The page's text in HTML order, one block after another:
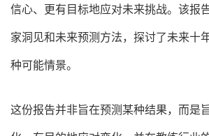
信心、更有目标地应对未来挑战。该报
家洞见和未来预测方法，探讨了未来十
种可能情景。
这份报告并非旨在预测某种结果，而是